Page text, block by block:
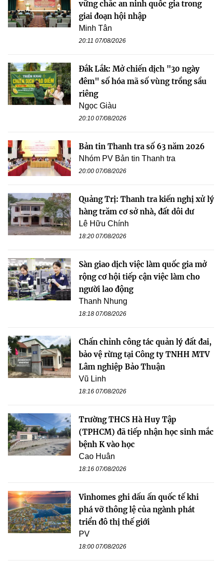
vững chắc an ninh quốc gia trong
giai đoạn hội nhập
Minh Tân
20:11 07/08/2026
Đắk Lắk: Mở chiến dịch "30 ngày
đêm" số hóa mã số vùng trồng sầu
riêng
Ngọc Giàu
20:10 07/08/2026
Bản tin Thanh tra số 63 năm 2026
Nhóm PV Bản tin Thanh tra
20:00 07/08/2026
Quảng Trị: Thanh tra kiến nghị xử lý
hàng trăm cơ sở nhà, đất dôi dư
Lê Hữu Chính
18:20 07/08/2026
Sàn giao dịch việc làm quốc gia mở
rộng cơ hội tiếp cận việc làm cho
người lao động
Thanh Nhung
18:18 07/08/2026
Chấn chỉnh công tác quản lý đất đai,
bảo vệ rừng tại Công ty TNHH MTV
Lâm nghiệp Bảo Thuận
Vũ Linh
18:16 07/08/2026
Trường THCS Hà Huy Tập
(TPHCM) đã tiếp nhận học sinh mắc
bệnh K vào học
Cao Huân
18:16 07/08/2026
Vinhomes ghi dấu ấn quốc tế khi
phá vỡ thông lệ của ngành phát
triển đô thị thế giới
PV
18:00 07/08/2026